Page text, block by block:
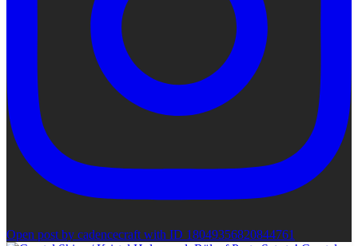
Open post by cadencecraft with ID 18049356820844761